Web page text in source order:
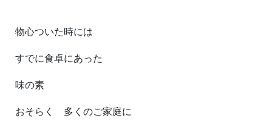
物心ついた時には
すでに食卓にあった
味の素
おそらく 多くのご家庭に